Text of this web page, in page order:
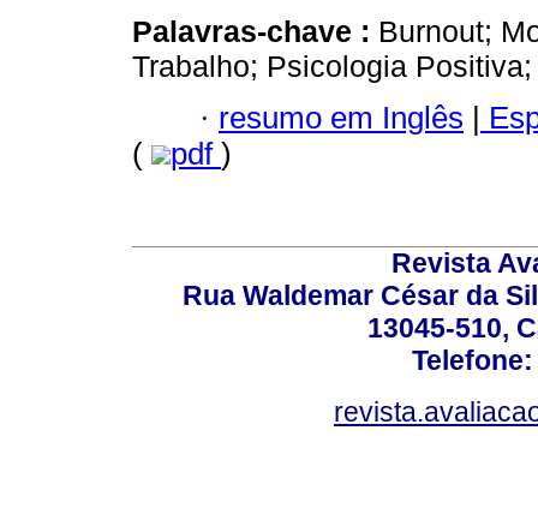
Palavras-chave : Burnout;
Trabalho; Psicologia
· resumo em Inglês |
(
pdf )
Revista
Rua Waldemar César da
13045-510,
Telefone: